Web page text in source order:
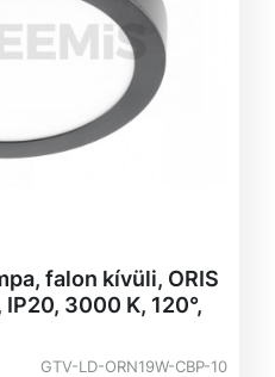
falon kívüli, ORIS
IP20, 3000 K, 120°,
GTV-LD-ORN19W-CBP-10